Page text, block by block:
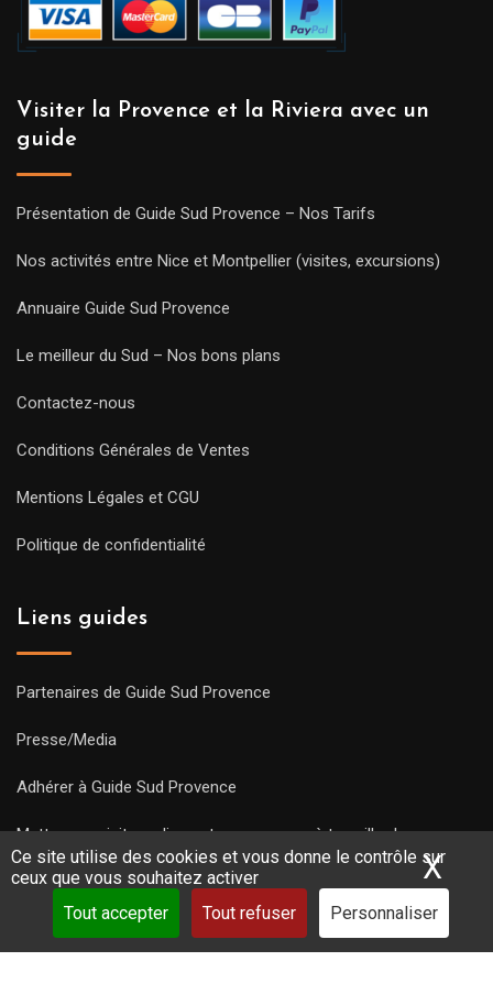
Ce site utilise des cookies et vous donne le contrôle sur
ceux que vous souhaitez activer
Tout accepter
Tout refuser Personnaliser
X
Visiter la Provence et la Riviera avec un
guide
Présentation de Guide Sud Provence – Nos Tarifs
Nos activités entre Nice et Montpellier (visites, excursions)
Annuaire Guide Sud Provence
Le meilleur du Sud – Nos bons plans
Contactez-nous
Conditions Générales de Ventes
Mentions Légales et CGU
Politique de confidentialité
Liens guides
Partenaires de Guide Sud Provence
Presse/Media
Adhérer à Guide Sud Provence
Mettre une visite en ligne et commencez à travailler !